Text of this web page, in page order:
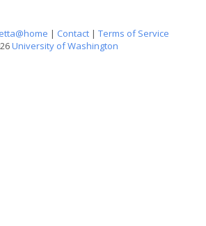
| Contact | Terms of Service
University of Washington